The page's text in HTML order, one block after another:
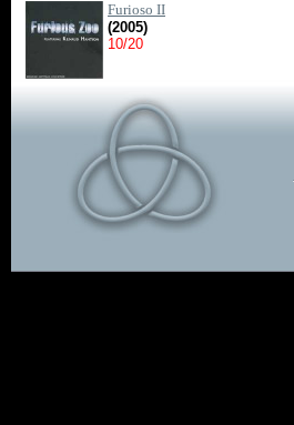
Furioso II
(2005)
10/20